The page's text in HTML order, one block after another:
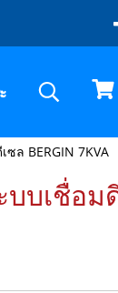
ซล BERGIN 7KVA
บเชื่อม